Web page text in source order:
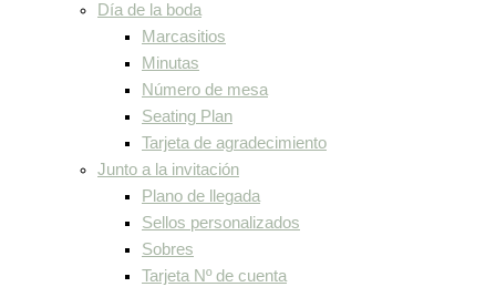
Día de la boda
Marcasitios
Minutas
Número de mesa
Seating Plan
Tarjeta de agradecimiento
Junto a la invitación
Plano de llegada
Sellos personalizados
Sobres
Tarjeta Nº de cuenta